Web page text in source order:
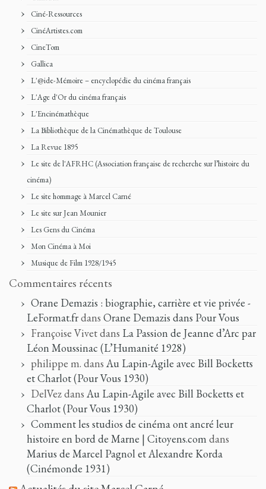
Ciné-Ressources
CinéArtistes.com
CineTom
Gallica
L'@ide-Mémoire – encyclopédie du cinéma français
L'Age d'Or du cinéma français
L'Encinémathèque
La Bibliothèque de la Cinémathèque de Toulouse
La Revue 1895
Le site de l'AFRHC (Association française de recherche sur l’histoire du
cinéma)
Le site hommage à Marcel Carné
Le site sur Jean Mounier
Les Gens du Cinéma
Mon Cinéma à Moi
Musique de Film 1928/1945
Commentaires récents
Orane Demazis : biographie, carrière et vie privée -
LeFormat.frdans Orane Demazis dans Pour Vous
Françoise Vivetdans La Passion de Jeanne d’Arc par
Léon Moussinac (L’Humanité 1928)
philippe m. dans Au Lapin-Agile avec Bill Bocketts
et Charlot (Pour Vous 1930)
DelVezdans Au Lapin-Agile avec Bill Bocketts et
Charlot (Pour Vous 1930)
Comment les studios de cinéma ont ancré leur
histoire en bord de Marne | Citoyens.comdans
Marius de Marcel Pagnol et Alexandre Korda
(Cinémonde 1931)